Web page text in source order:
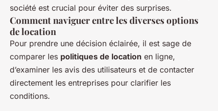
société est crucial pour éviter des surprises.
Comment naviguer entre les diverses options
de location
Pour prendre une décision éclairée, il est sage de
comparer les politiques de location en ligne,
d’examiner les avis des utilisateurs et de contacter
directement les entreprises pour clarifier les
conditions.